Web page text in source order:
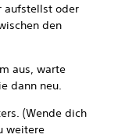
aufstellst oder
den
aus, warte
dann neu.
(Wende dich
weitere